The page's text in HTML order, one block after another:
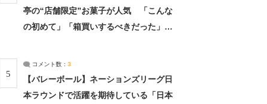
亭の“店舗限定”お菓子が人気 「こんな
の初めて」「箱買いするべきだった」
5
コメント数： 3
【バレーボール】ネーションズリーグ日
本ラウンドで活躍を期待している「日本